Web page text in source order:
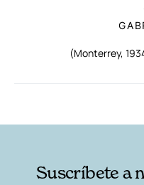
(Monterrey,
Suscríbete a